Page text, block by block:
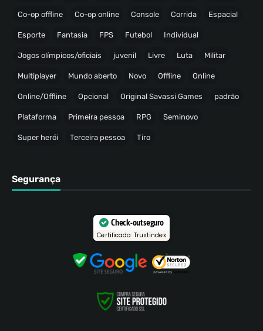
Co-op offline Co-op online Console Corrida Espacial
Esporte Fantasia FPS Futebol Individual
Jogos olímpicos/oficiais juvenil Livre Luta Militar
Multiplayer Mundo aberto Novo Offline Online
Online/Offline Opcional Original Savassi Games padrão
Plataforma Primeira pessoa RPG Seminovo
Super herói Terceira pessoa Tiro
Segurança
Check-out seguro
Certificado: Trustindex